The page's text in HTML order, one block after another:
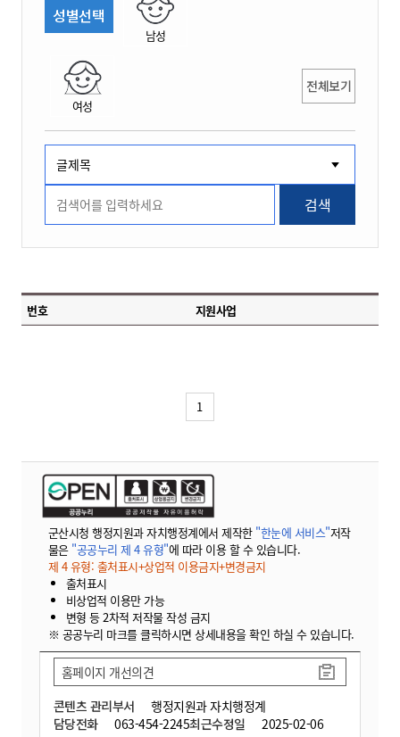
성별선택
남성
여성
전체보기
검색
번호 지원사업
1
군산시청 행정지원과 자치행정계에서 제작한 "한눈에 서비스"저작
물은 "공공누리 제 4 유형"에 따라 이용 할 수 있습니다.
제 4 유형: 출처표시+상업적 이용금지+변경금지
출처표시
비상업적 이용만 가능
변형 등 2차적 저작물 작성 금지
※ 공공누리 마크를 클릭하시면 상세내용을 확인 하실 수 있습니다.
콘텐츠 관리부서
행정지원과 자치행정계
담당전화
063-454-2245최근수정일 2025-02-06
홈페이지 개선의견